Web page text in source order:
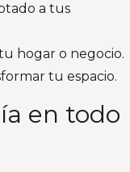
a tus
hogar o negocio.
tu espacio.
en todo